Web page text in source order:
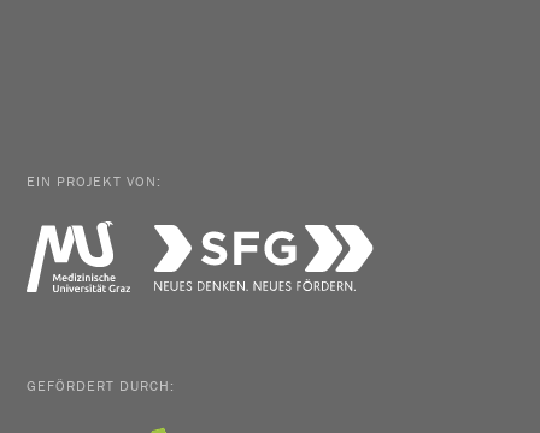
EIN PROJEKT VON:
GEFÖRDERT DURCH: